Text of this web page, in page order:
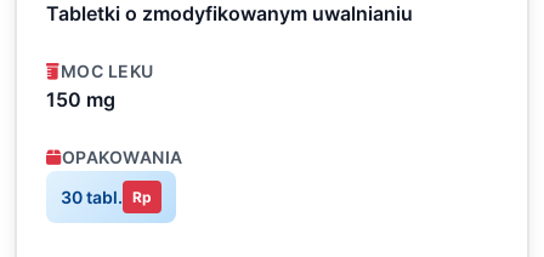
Tabletki o zmodyfikowanym uwalnianiu
MOC LEKU
150 mg
OPAKOWANIA
30 tabl. Rp